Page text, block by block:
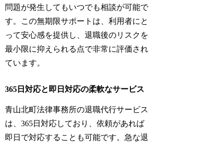
問題が発生してもいつでも相談が可能で
す。この無期限サポートは、利用者にと
って安心感を提供し、退職後のリスクを
最小限に抑えられる点で非常に評価され
ています。
365日対応と即日対応の柔軟なサービス
青山北町法律事務所の退職代行サービス
は、365日対応しており、依頼があれば
即日で対応することも可能です。急な退